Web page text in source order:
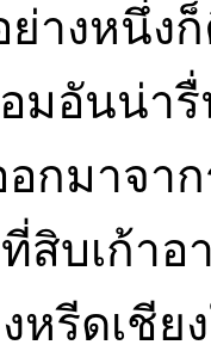
างหนึ่ง
มอันน่า
กมาจา
สิบเก้าอ
หรีดเชี